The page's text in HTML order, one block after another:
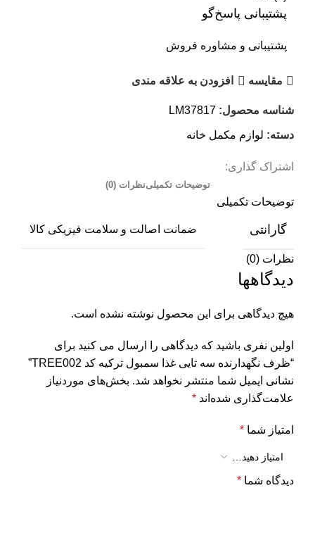
پشتیبانی پاسخ‌گو
پشتیبانی و مشاوره فروش
مقایسه افزودن به علاقه مندی
شناسه محصول: LM37817
دسته: لوازم مکمل خانه
اشتراک گذاری:
توضیحات تکمیلینظرات (0)
توضیحات تکمیلی
گارانتی ضمانت اصالت و سلامت فیزیکی کالا
نظرات (0)
دیدگاهها
هیچ دیدگاهی برای این محصول نوشته نشده است.
اولین نفری باشید که دیدگاهی را ارسال می کنید برای
“ظرف نگهدارنده سه تایی غذا سمبول ترکیه کد TREE002”
نشانی ایمیل شما منتشر نخواهد شد. بخش‌های موردنیاز
علامت‌گذاری شده‌اند *
امتیاز شما *
دیدگاه شما *